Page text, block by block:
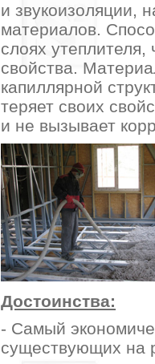
и звукоизоляции,
материалов.
слоях
свойства.
капиллярной
теряет своих
и не вызывает
Достоинства:
- Самый
существующих на